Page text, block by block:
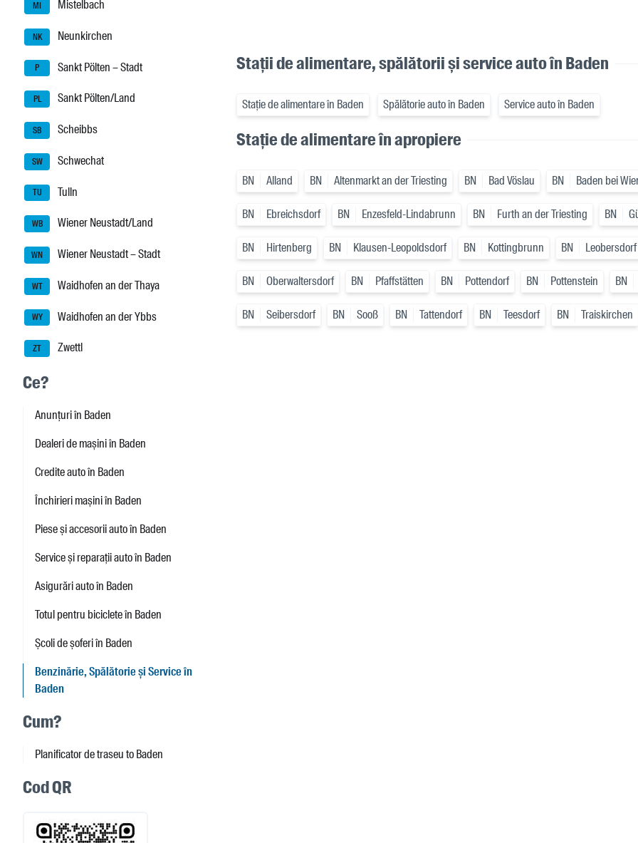
MI Mistelbach
NK Neunkirchen
P Sankt Pölten – Stadt
PL Sankt Pölten/Land
SB Scheibbs
SW Schwechat
TU Tulln
WB Wiener Neustadt/Land
WN Wiener Neustadt – Stadt
WT Waidhofen an der Thaya
WY Waidhofen an der Ybbs
ZT Zwettl
Ce?
Anunțuri în Baden
Dealeri de mașini în Baden
Credite auto în Baden
Închirieri mașini în Baden
Piese și accesorii auto în Baden
Service și reparații auto în Baden
Asigurări auto în Baden
Totul pentru biciclete în Baden
Școli de șoferi în Baden
Benzinărie, Spălătorie și Service în
Baden
Cum?
Planificator de traseu to Baden
Cod QR
Stații de alimentare, spălătorii și service auto în Baden
Stație de alimentare în Baden Spălătorie auto în Baden Service auto în Baden
Stație de alimentare în apropiere
BN Alland BN Altenmarkt an der Triesting BN Bad Vöslau BN Baden bei
BN Ebreichsdorf BN Enzesfeld-Lindabrunn BN Furth an der Triesting BN
BN Hirtenberg BN Klausen-Leopoldsdorf BN Kottingbrunn BN Leobersdorf
BN Oberwaltersdorf BN Pfaffstätten BN Pottendorf BN Pottenstein BN
BN Seibersdorf BN Sooß BN Tattendorf BN Teesdorf BN Traiskirchen